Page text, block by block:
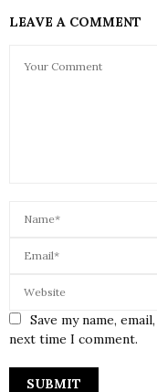
LEAVE A COMMENT
Save my name,
next time I comment.